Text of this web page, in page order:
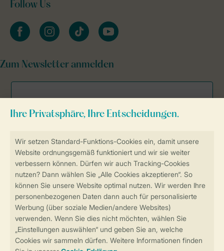
Sicherstellung Deiner Privatsphäre
Weitere Informationen und Einstellungen
Sicher und schnell zur Online-Buchung
Sichere Datenübertragung
Sicheres Bezahlen
Follow Us
facebookinstagramtiktok youtube
Zum Newsletter anmelden